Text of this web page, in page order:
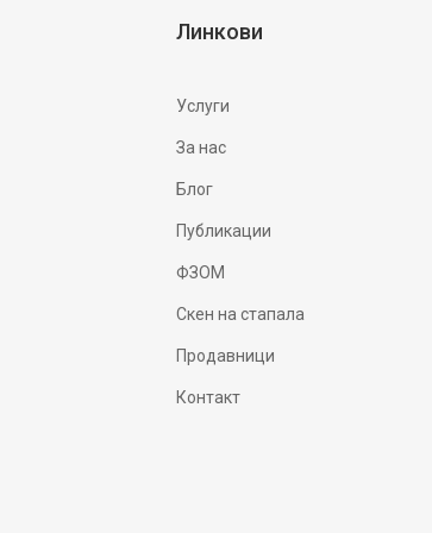
Линкови
Услуги
За нас
Блог
Публикации
ФЗОМ
Скен на стапала
Продавници
Контакт